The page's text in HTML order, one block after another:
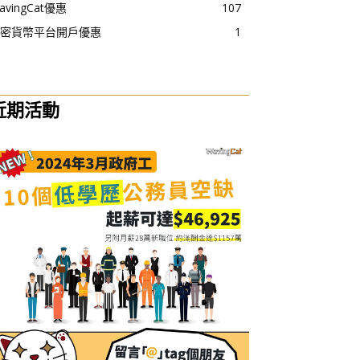
優惠
107
貨幣平台開戶優惠
1
期活動